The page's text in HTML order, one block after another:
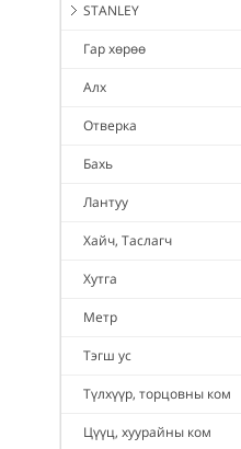
STANLEY
Гар хөрөө
Алх
Отверка
Бахь
Лантуу
Хайч, Таслагч
Хутга
Метр
Тэгш ус
Түлхүүр, торцовны ком
Цүүц, хуурайны ком